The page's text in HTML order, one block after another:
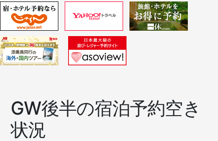
GW後半の宿泊予約空き
状況